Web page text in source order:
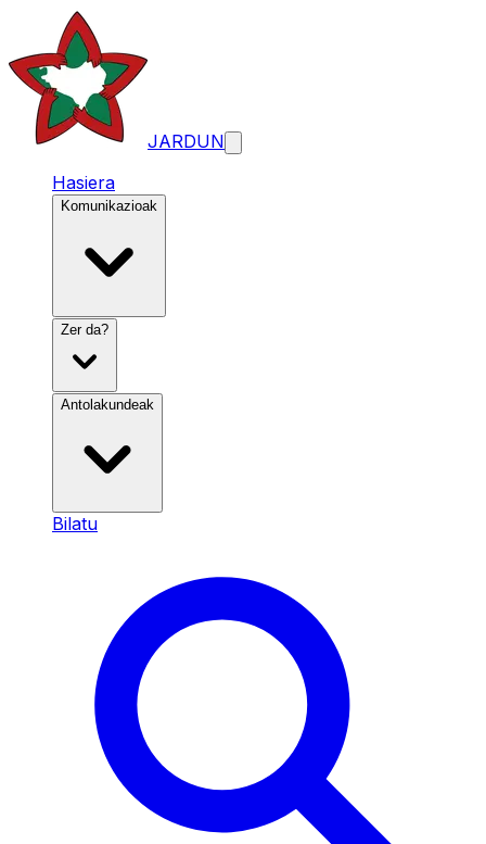
JARDUN
Hasiera
Komunikazioak
Zer da?
Antolakundeak
Bilatu